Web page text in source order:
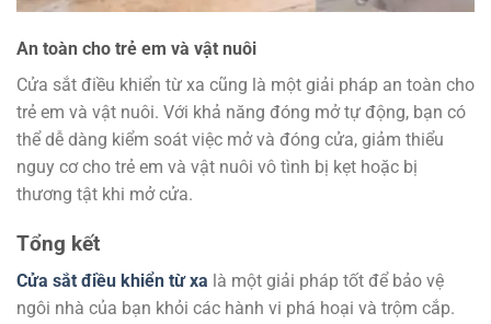
An toàn cho trẻ em và vật nuôi
Cửa sắt điều khiển từ xa cũng là một giải pháp an toàn cho
trẻ em và vật nuôi. Với khả năng đóng mở tự động, bạn có
thể dễ dàng kiểm soát việc mở và đóng cửa, giảm thiểu
nguy cơ cho trẻ em và vật nuôi vô tình bị kẹt hoặc bị
thương tật khi mở cửa.
Tổng kết
Cửa sắt điều khiển từ xa là một giải pháp tốt để bảo vệ
ngôi nhà của bạn khỏi các hành vi phá hoại và trộm cắp.